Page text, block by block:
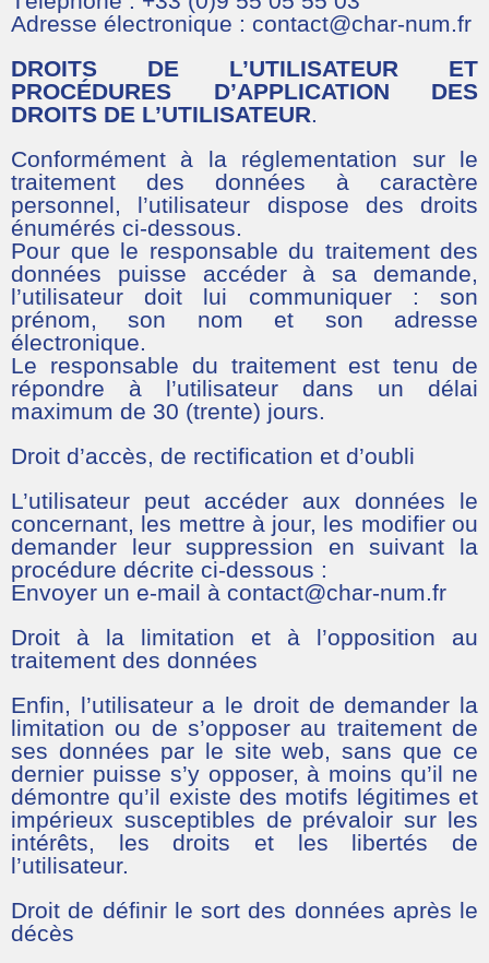
Adresse électronique : contact@char-num.fr
DROITS DE L’UTILISATEUR ET
PROCÉDURES D’APPLICATION DES
DROITS DE L’UTILISATEUR.
Conformément à la réglementation sur le
traitement des données à caractère
personnel, l’utilisateur dispose des droits
énumérés ci-dessous.
Pour que le responsable du traitement des
données puisse accéder à sa demande,
l’utilisateur doit lui communiquer : son
prénom, son nom et son adresse
électronique.
Le responsable du traitement est tenu de
répondre à l’utilisateur dans un délai
maximum de 30 (trente) jours.
Droit d’accès, de rectification et d’oubli
L’utilisateur peut accéder aux données le
concernant, les mettre à jour, les modifier ou
demander leur suppression en suivant la
procédure décrite ci-dessous :
Envoyer un e-mail à contact@char-num.fr
Droit à la limitation et à l’opposition au
traitement des données
Enfin, l’utilisateur a le droit de demander la
limitation ou de s’opposer au traitement de
ses données par le site web, sans que ce
dernier puisse s’y opposer, à moins qu’il ne
démontre qu’il existe des motifs légitimes et
impérieux susceptibles de prévaloir sur les
intérêts, les droits et les libertés de
l’utilisateur.
Droit de définir le sort des données après le
décès